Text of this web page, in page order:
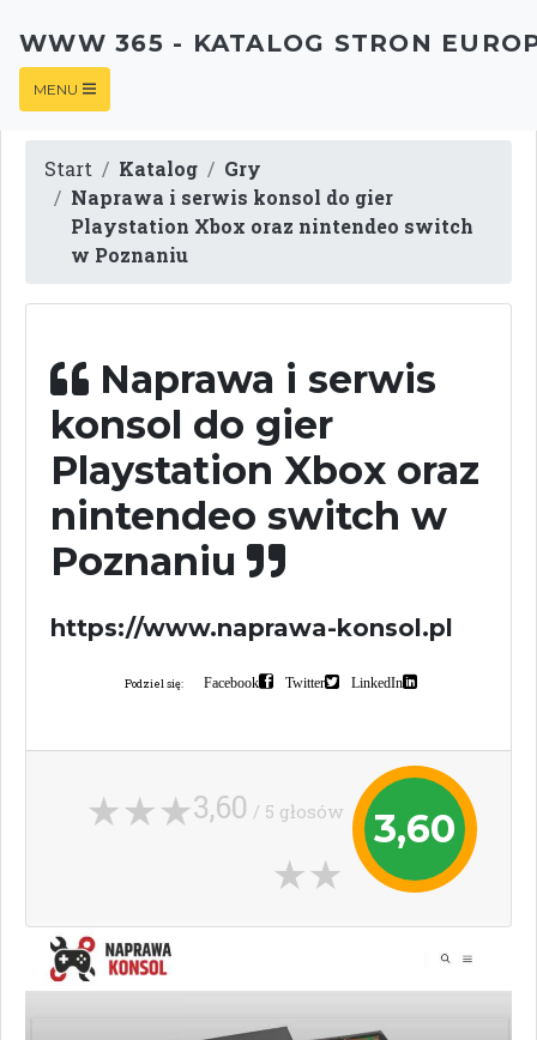
WWW 365 - KATALOG STRON
MENU
Start Katalog
Gry
Naprawa i serwis konsol do gier
Playstation Xbox oraz nintendeo switch
w Poznaniu
Naprawa i serwis
konsol do gier
Playstation Xbox oraz
nintendeo switch w
Poznaniu
https://www.naprawa-konsol.pl
Podziel się: Facebook Twitter LinkedIn
3,60
3,60 / 5 głosów